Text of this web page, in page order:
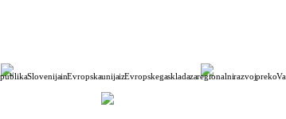
Slovenija in Evropska unija iz Evropskega sklada za regionalni razvoj preko